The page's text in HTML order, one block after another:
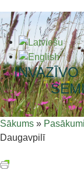
INVAZĪVO
Sākums » Pasākumi
Daugavpilī